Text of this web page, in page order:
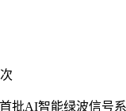
次
AI智能绿波信号系